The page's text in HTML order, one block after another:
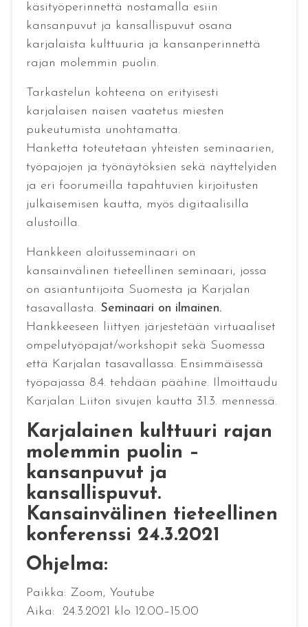
käsityöperinnettä nostamalla esiin
kansanpuvut ja kansallispuvut osana
karjalaista kulttuuria ja kansanperinnettä
rajan molemmin puolin.
Tarkastelun kohteena on erityisesti
karjalaisen naisen vaatetus miesten
pukeutumista unohtamatta.
Hanketta toteutetaan yhteisten seminaarien,
työpajojen ja työnäytöksien sekä näyttelyiden
ja eri foorumeilla tapahtuvien kirjoitusten
julkaisemisen kautta, myös digitaalisilla
alustoilla.
Hankkeen aloitusseminaari on
kansainvälinen tieteellinen seminaari, jossa
on asiantuntijoita Suomesta ja Karjalan
tasavallasta. Seminaari on ilmainen.
Hankkeeseen liittyen järjestetään virtuaaliset
ompelutyöpajat/workshopit sekä Suomessa
että Karjalan tasavallassa. Ensimmäisessä
työpajassa 8.4. tehdään päähine. Ilmoittaudu
Karjalan Liiton sivujen kautta 31.3. mennessä.
Karjalainen kulttuuri rajan
molemmin puolin –
kansanpuvut ja
kansallispuvut.
Kansainvälinen tieteellinen
konferenssi 24.3.2021
Ohjelma:
Paikka: Zoom, Youtube
Aika: 24.3.2021 klo 12.00–15.00